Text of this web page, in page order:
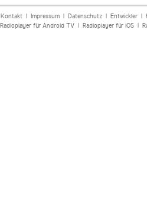
Kontakt| Impressum| Datenschutz| Entwickler|
Radioplayer für Android TV| Radioplayer für iOS|